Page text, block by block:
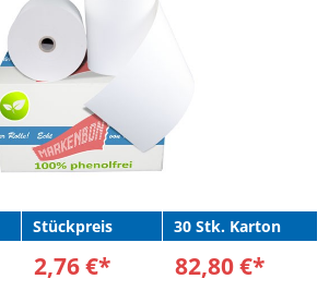
Stückpreis 30 Stk. Karton
2,76 €* 82,80 €*